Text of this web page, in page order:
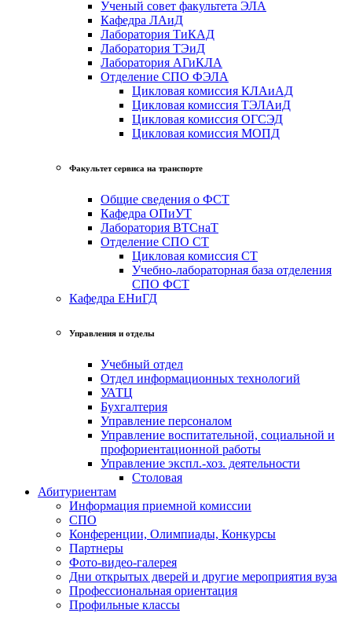
Ученый совет факультета ЭЛА
Кафедра ЛАиД
Лаборатория ТиКАД
Лаборатория ТЭиД
Лаборатория АГиКЛА
Отделение СПО ФЭЛА
Цикловая комиссия КЛАиАД
Цикловая комиссия ТЭЛАиД
Цикловая комиссия ОГСЭД
Цикловая комиссия МОПД
Факультет сервиса на транспорте
Общие сведения о ФСТ
Кафедра ОПиУТ
Лаборатория ВТСнаТ
Отделение СПО СТ
Цикловая комиссия СТ
Учебно-лабораторная база отделения
СПО ФСТ
Кафедра ЕНиГД
Управления и отделы
Учебный отдел
Отдел информационных технологий
УАТЦ
Бухгалтерия
Управление персоналом
Управление воспитательной, социальной и
профориентационной работы
Управление экспл.-хоз. деятельности
Столовая
Абитуриентам
Информация приемной комиссии
СПО
Конференции, Олимпиады, Конкурсы
Партнеры
Фото-видео-галерея
Дни открытых дверей и другие мероприятия вуза
Профессиональная ориентация
Профильные классы